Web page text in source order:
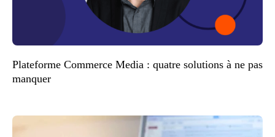
Plateforme Commerce Media : quatre solutions à ne pas
manquer